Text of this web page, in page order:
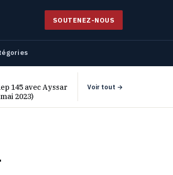
SOUTENEZ-NOUS
145 avec Ayssar
2023)
Voir tout →